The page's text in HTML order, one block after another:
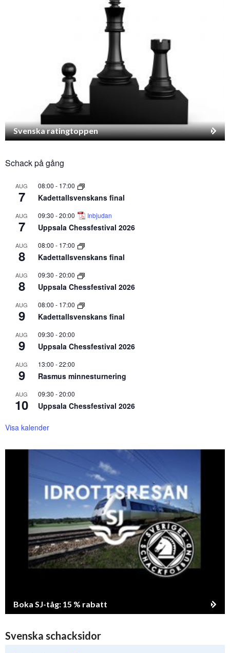
Svenska ratingtoppen
Schack på gång
AUG
7
08:00 - 17:00
Kadettallsvenskans final
AUG
7
09:30 -20:00 Inbjudan
Uppsala Chessfestival 2026
AUG
8
08:00 - 17:00
Kadettallsvenskans final
AUG
8
09:30 -20:00
Uppsala Chessfestival 2026
AUG
9
08:00 - 17:00
Kadettallsvenskans final
AUG
9
09:30 -20:00
Uppsala Chessfestival 2026
AUG
9
13:00 -22:00
Rasmus minnesturnering
AUG
10
09:30 -20:00
Uppsala Chessfestival 2026
Visa kalender
Boka SJ-tåg: 15 % rabatt
Svenska schacksidor